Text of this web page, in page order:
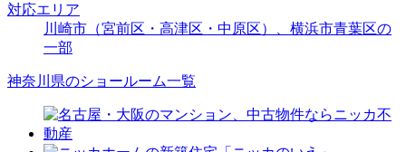
対応エリア
川崎市（宮前区・高津区・中原区）、横浜市青葉区の
一部
神奈川県のショールーム一覧